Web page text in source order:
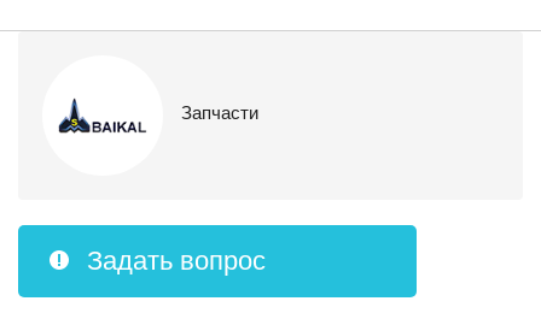
Запчасти
Задать вопрос